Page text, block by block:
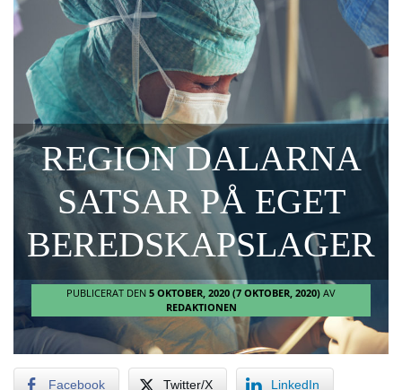
REGION DALARNA
SATSAR PÅ EGET
BEREDSKAPSLAGER
PUBLICERAT DEN 5 OKTOBER, 2020 (7 OKTOBER, 2020) AV
REDAKTIONEN
Facebook Twitter/X LinkedIn